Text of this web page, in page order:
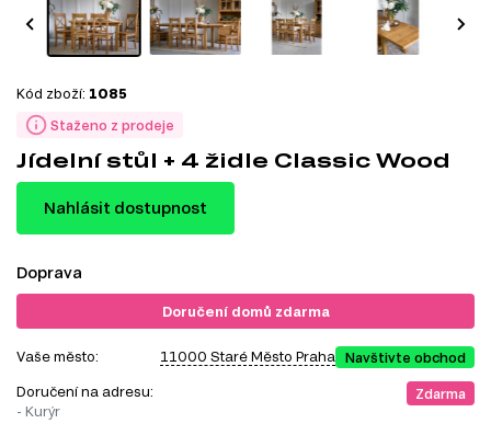
Staženo z prodeje
Kód zboží: 1085
Jídelní stůl + 4 židle Classic Wood
Nahlásit dostupnost
Doprava
Doručení domů zdarma
Vaše město: 11000 Staré Město Praha Navštivte obchod
Doručení na adresu:
- Kurýr
Zdarma